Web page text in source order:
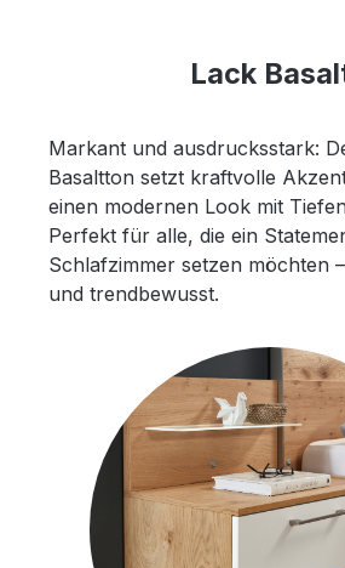
Lack
Markant und ausdrucksstark:
Basaltton setzt kraftvolle
einen modernen Look mit
Perfekt für alle, die ein
Schlafzimmer setzen möchten
und trendbewusst.